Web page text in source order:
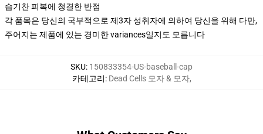
습기찬 피복에 청결한 반점
각 품목은 당신의 국부적으로 제3자 성취자에 의하여 당신을 위해 다만,
주어지는 제품에 있는 경미한 variances일지도 모릅니다
SKU: 150833354-US-baseball-cap
카테고리: Dead Cells 모자 & 모자,